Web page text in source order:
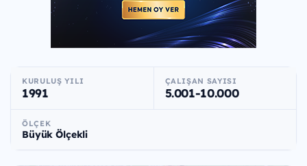
KURULUŞ YILI
1991
ÇALIŞAN SAYISI
5.001-10.000
ÖLÇEK
Büyük Ölçekli